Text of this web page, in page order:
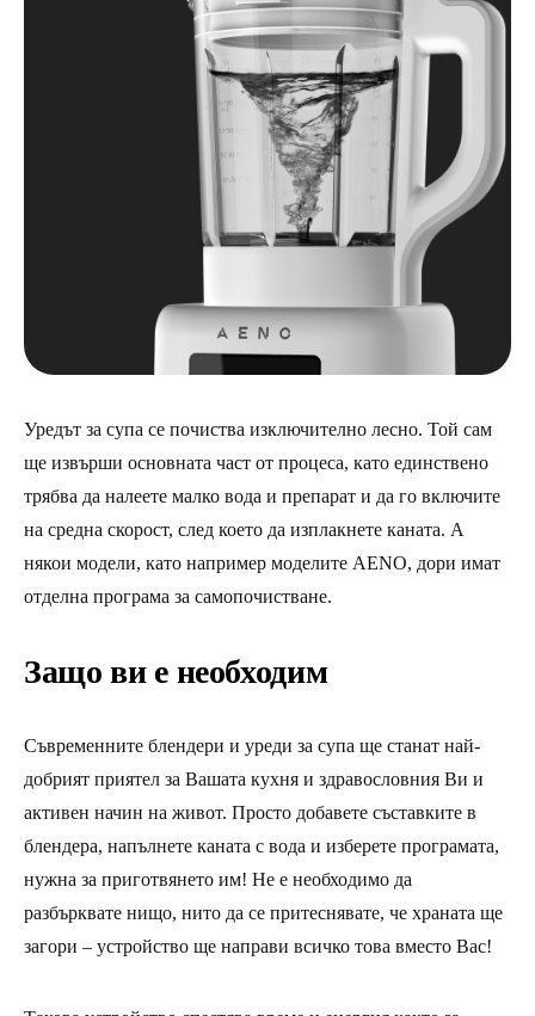
Уредът за супа се почиства изключително лесно. Той сам
ще извърши основната част от процеса, като единствено
трябва да налеете малко вода и препарат и да го включите
на средна скорост, след което да изплакнете каната. А
някои модели, като например моделите AENO, дори имат
отделна програма за самопочистване.
Защо ви е необходим
Съвременните блендери и уреди за супа ще станат най-
добрият приятел за Вашата кухня и здравословния Ви и
активен начин на живот. Просто добавете съставките в
блендера, напълнете каната с вода и изберете програмата,
нужна за приготвянето им! Не е необходимо да
разбърквате нищо, нито да се притеснявате, че храната ще
загори – устройство ще направи всичко това вместо Вас!